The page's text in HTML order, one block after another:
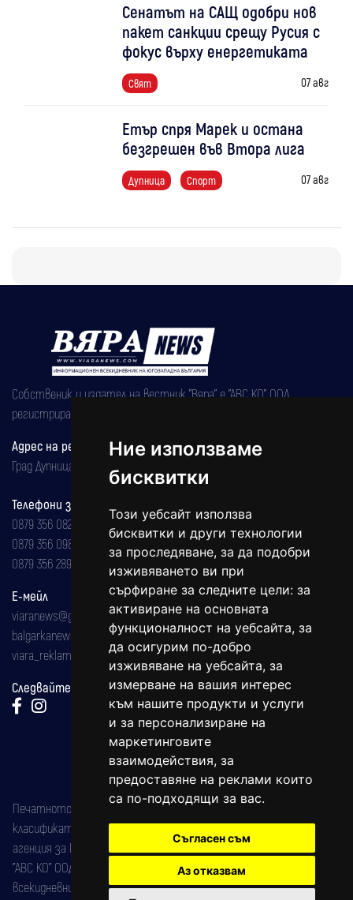
Ние използваме
бисквитки
Този уебсайт използва
бисквитки и други технологии
за проследяване, за да подобри
изживяването ви при
сърфиране за следните цели: за
активиране на основната
функционалност на уебсайта, за
да осигурим по-добро
изживяване на уебсайта, за
измерване на вашия интерес
към нашите продукти и услуги
и за персонализиране на
маркетинговите
взаимодействия, за
предоставяне на реклами които
са по-подходящи за вас.
Съгласен съм
Аз отказвам
Сенатът на САЩ одобри нов
пакет санкции срещу Русия с
фокус върху енергетиката
Свят 07 авг
Етър спря Марек и остана
безгрешен във Втора лига
Дупница Спорт 07 авг
Собственик и издател на вестник "Вяра" е "АВС КО" ООД,
регистрирана на 08.05.2002 година.
Адрес на редакцията
Град Дупница, ул.''Христо Ботев" 43
Телефони за реклама и абонаменти
0879 356 082
0879 356 098
0879 356 289
Е-мейл
viaranews@gmail.com
balgarkanews@gmail.com
viara_reklama@mail.bg
Следвайте ни:
Печатното издание на вестника е регистрирано в националния
класификатор на печатните издания (Българска национална
агенция за ISSN) под номер: ISSN 1312-4722.
"АВС КО" ООД е притежател на марката: Вяра информационен
всекидневник на югозападна България, със свидетелство за марка